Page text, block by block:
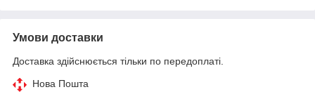
Умови доставки
Доставка здійснюється тільки по передоплаті.
Нова Пошта